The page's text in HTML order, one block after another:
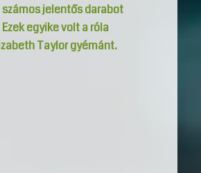
jelentős darabot
egyike volt a róla
Taylor gyémánt.